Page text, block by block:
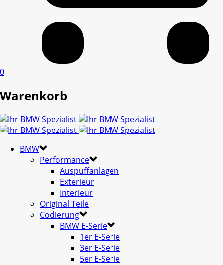
0
Warenkorb
BMW
Performance
Auspuffanlagen
Exterieur
Interieur
Original Teile
Codierung
BMW E-Serie
1er E-Serie
3er E-Serie
5er E-Serie